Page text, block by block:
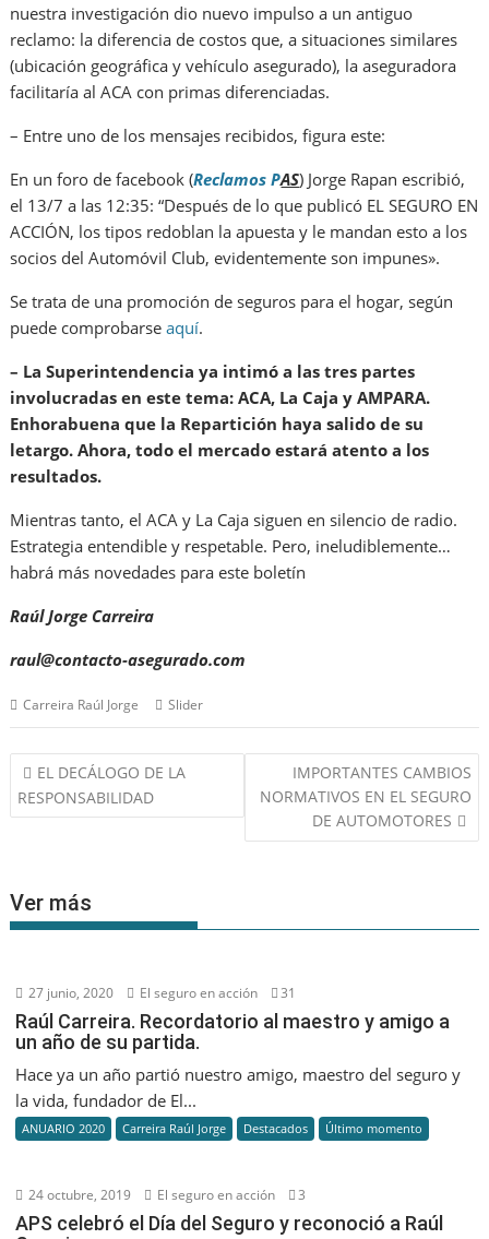
nuestra investigación dio nuevo impulso a un antiguo
reclamo: la diferencia de costos que, a situaciones similares
(ubicación geográfica y vehículo asegurado), la aseguradora
facilitaría al ACA con primas diferenciadas.
– Entre uno de los mensajes recibidos, figura este:
En un foro de facebook (Reclamos PAS) Jorge Rapan escribió,
el 13/7 a las 12:35: “Después de lo que publicó EL SEGURO EN
ACCIÓN, los tipos redoblan la apuesta y le mandan esto a los
socios del Automóvil Club, evidentemente son impunes».
Se trata de una promoción de seguros para el hogar, según
puede comprobarseaquí.
– La Superintendencia ya intimó a las tres partes
involucradas en este tema: ACA, La Caja y AMPARA.
Enhorabuena que la Repartición haya salido de su
letargo. Ahora, todo el mercado estará atento a los
resultados.
Mientras tanto, el ACA y La Caja siguen en silencio de radio.
Estrategia entendible y respetable. Pero, ineludiblemente…
habrá más novedades para este boletín
Raúl Jorge Carreira
raul@contacto-asegurado.com
Carreira Raúl Jorge Slider
Navegación
de
entradas
EL DECÁLOGO DE LA
RESPONSABILIDAD
IMPORTANTES CAMBIOS
NORMATIVOS EN EL SEGURO
DE AUTOMOTORES
Ver más
27 junio, 2020 El seguro en acción 31
Raúl Carreira. Recordatorio al maestro y amigo a
un año de su partida.
Hace ya un año partió nuestro amigo, maestro del seguro y
la vida, fundador de El...
ANUARIO 2020 Carreira Raúl Jorge Destacados Último momento
24 octubre, 2019 El seguro en acción 3
APS celebró el Día del Seguro y reconoció a Raúl